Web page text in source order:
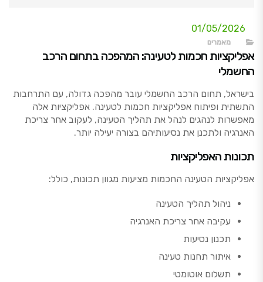
01/05/2026
מאמרים
אפליקציות חכמות לטעינה: המהפכה בתחום הרכב
החשמלי
בישראל, תחום הרכב החשמלי עובר מהפכה גדולה, עם התרחבות
התשתית ופיתוח אפליקציות חכמות לטעינה. אפליקציות אלה
מאפשרות לנהגים לנהל את תהליך הטעינה, לעקוב אחר צריכת
האנרגיה ולתכנן את נסיעותיהם בצורה יעילה יותר.
תכונות האפליקציות
אפליקציות הטעינה החכמות מציעות מגוון תכונות, כולל:
ניהול תהליך הטעינה
עקיבה אחר צריכת האנרגיה
תכנון נסיעות
איתור תחנות טעינה
תשלום אוטומטי